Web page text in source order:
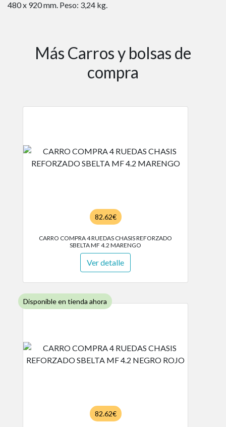
480 x 920 mm. Peso: 3,24 kg.
Más Carros y bolsas de
compra
82.62€
CARRO COMPRA 4 RUEDAS CHASIS REFORZADO
SBELTA MF 4.2 MARENGO
Ver detalle
Disponible en tienda ahora
82.62€